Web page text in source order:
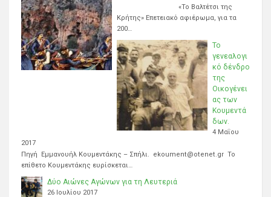
«Το Βαλτέτσι της
Κρήτης» Επετειακό αφιέρωμα, για τα
200…
Το
γενεαλογι
κό δένδρο
της
Οικογένει
ας των
Κουμεντά
δων.
4 Μαΐου
2017
Πηγή Εμμανουήλ Κουμεντάκης – Σπήλι. ekoument@otenet.gr Το
επίθετο Κουμεντάκης ευρίσκεται…
Δύο Αιώνες Αγώνων για τη Λευτεριά
26 Ιουλίου 2017